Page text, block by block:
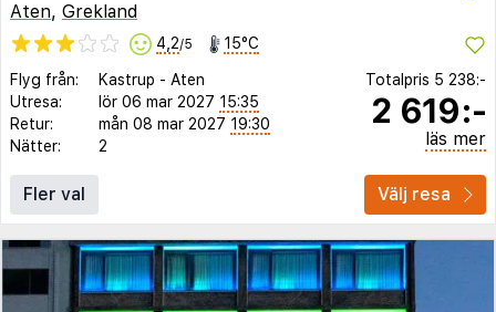
Aten, Grekland
4,2/5 15°C
Flyg från: Kastrup - Aten
Utresa:
lör 06 mar 2027 15:35
Retur:
mån 08 mar 2027 19:30
Nätter:
2
Totalpris 5 238:-
2 619:-
läs mer
Fler val Välj resa